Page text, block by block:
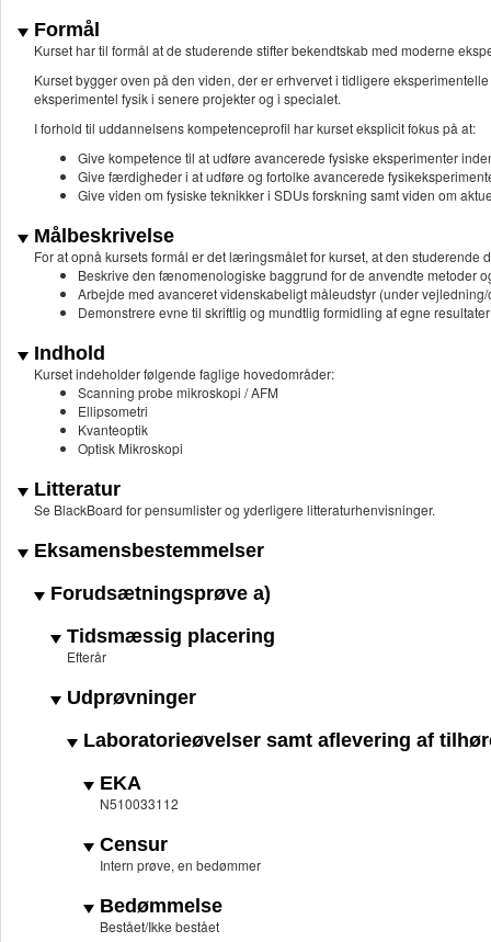
Formål
Kurset har til formål at de studerende stifter bekendtskab med moderne
Kurset bygger oven på den viden, der er erhvervet i tidligere
eksperimentel fysik i senere projekter og i specialet.
I forhold til uddannelsens kompetenceprofil har kurset eksplicit fokus på at:
Give kompetence til at udføre avancerede fysiske eksperimenter
Give færdigheder i at udføre og fortolke avancerede
Give viden om fysiske teknikker i SDUs forskning samt viden om
Målbeskrivelse
For at opnå kursets formål er det læringsmålet for kurset, at den studerende
Beskrive den fænomenologiske baggrund for de anvendte metoder
Arbejde med avanceret videnskabeligt måleudstyr (under
Demonstrere evne til skriftlig og mundtlig formidling af egne
Indhold
Kurset indeholder følgende faglige hovedområder:
Scanning probe mikroskopi / AFM
Ellipsometri
Kvanteoptik
Optisk Mikroskopi
Litteratur
Se BlackBoard for pensumlister og yderligere litteraturhenvisninger.
Eksamensbestemmelser
Forudsætningsprøve a)
Tidsmæssig placering
Efterår
Udprøvninger
Laboratorieøvelser samt aflevering af
EKA
N510033112
Censur
Intern prøve, en bedømmer
Bedømmelse
Bestået/Ikke bestået